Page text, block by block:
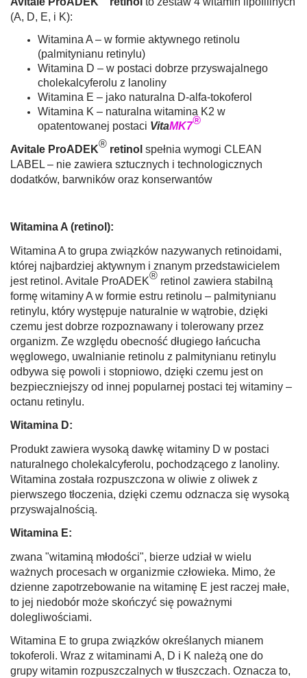
(A, D, E, i K):
Witamina A – w formie aktywnego retinolu
(palmitynianu retinylu)
Witamina D – w postaci dobrze przyswajalnego
cholekalcyferolu z lanoliny
Witamina E – jako naturalna D-alfa-tokoferol
Witamina K – naturalna witamina K2 w
opatentowanej postaci VitaMK7®
Avitale ProADEK® retinol spełnia wymogi CLEAN
LABEL – nie zawiera sztucznych i technologicznych
dodatków, barwników oraz konserwantów
Witamina A (retinol):
Witamina A to grupa związków nazywanych retinoidami,
której najbardziej aktywnym i znanym przedstawicielem
jest retinol. Avitale ProADEK® retinol zawiera stabilną
formę witaminy A w formie estru retinolu – palmitynianu
retinylu, który występuje naturalnie w wątrobie, dzięki
czemu jest dobrze rozpoznawany i tolerowany przez
organizm. Ze względu obecność długiego łańcucha
węglowego, uwalnianie retinolu z palmitynianu retinylu
odbywa się powoli i stopniowo, dzięki czemu jest on
bezpieczniejszy od innej popularnej postaci tej witaminy –
octanu retinylu.
Witamina D:
Produkt zawiera wysoką dawkę witaminy D w postaci
naturalnego cholekalcyferolu, pochodzącego z lanoliny.
Witamina została rozpuszczona w oliwie z oliwek z
pierwszego tłoczenia, dzięki czemu odznacza się wysoką
przyswajalnością.
Witamina E:
zwana "witaminą młodości", bierze udział w wielu
ważnych procesach w organizmie człowieka. Mimo, że
dzienne zapotrzebowanie na witaminę E jest raczej małe,
to jej niedobór może skończyć się poważnymi
dolegliwościami.
Witamina E to grupa związków określanych mianem
tokoferoli. Wraz z witaminami A, D i K należą one do
grupy witamin rozpuszczalnych w tłuszczach. Oznacza to,